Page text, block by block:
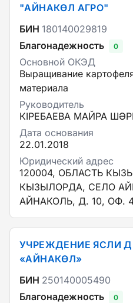
"АЙНАКӨЛ АГРО"
БИН 180140029819
Благонадежность
0
Основной ОКЭД
Выращивание
материала
Руководитель
КІРЕБАЕВА МАЙРА
Дата основания
22.01.2018
Юридический адрес
120004, ОБЛАСТЬ
КЫЗЫЛОРДА, СЕЛО
АЙНАКОЛЬ, Д. 10, ОФ.
УЧРЕЖДЕНИЕ ЯСЛИ
«АЙНАКӨЛ»
БИН 250140005490
Благонадежность
0